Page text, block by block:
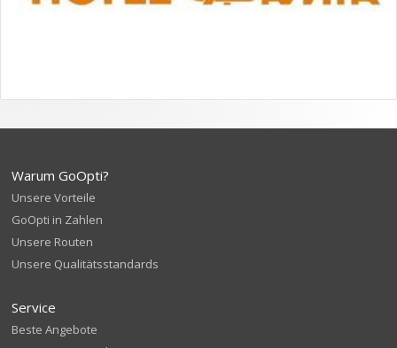
Warum GoOpti?
Unsere Vorteile
GoOpti in Zahlen
Unsere Routen
Unsere Qualitätsstandards
Service
Beste Angebote